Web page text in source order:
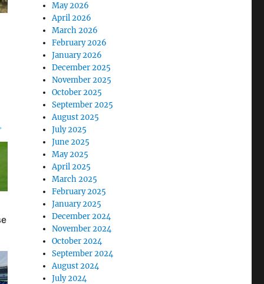
May 2026
April 2026
March 2026
February 2026
January 2026
December 2025
November 2025
October 2025
September 2025
August 2025
July 2025
June 2025
May 2025
April 2025
March 2025
February 2025
January 2025
December 2024
November 2024
October 2024
September 2024
August 2024
July 2024